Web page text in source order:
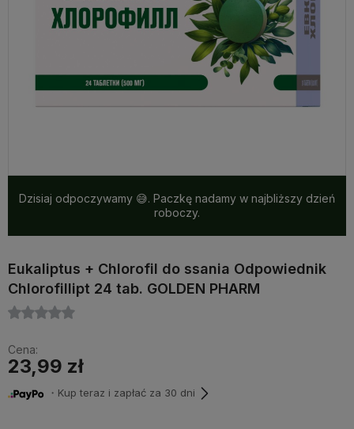
Dzisiaj odpoczywamy 😅. Paczkę nadamy w najbliższy dzień
roboczy.
Eukaliptus + Chlorofil do ssania Odpowiednik
Chlorofillipt 24 tab. GOLDEN PHARM
Cena:
23,99 zł
・Kup teraz i zapłać za 30 dni